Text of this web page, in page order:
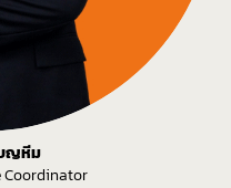
ญหีม
Coordinator